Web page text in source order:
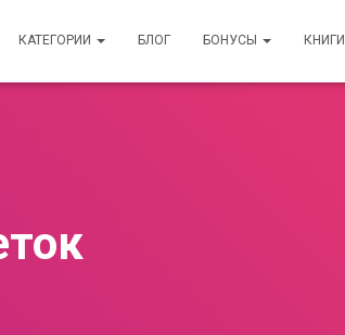
КАТЕГОРИИ БЛОГ БОНУСЫ КНИГИ